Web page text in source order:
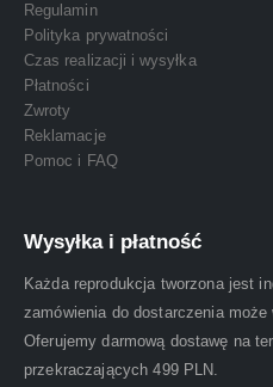
Regulamin
Polityka prywatności
Czas realizacji i wysyłka
Płatności
Zwroty
Reklamacje
Pomoc i FAQ
Wysyłka i płatność
Każda reprodukcja tworzona jest
zamówienia do dostarczenia może
Oferujemy darmową dostawę na
przekraczających 499 PLN.